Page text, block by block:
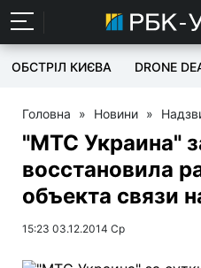
ОБСТРІЛ КИЄВА DRONE
Головна » Новини »
"МТС Украина"
восстановила
объекта связи
15:23 03.12.2014 Ср